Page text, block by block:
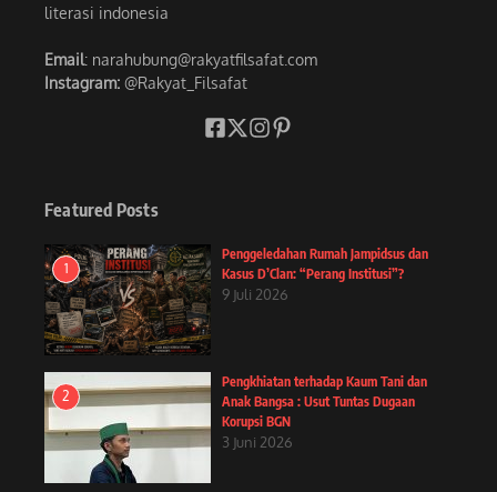
literasi indonesia
Email: narahubung@rakyatfilsafat.com
Instagram: @Rakyat_Filsafat
Featured Posts
1
Penggeledahan Rumah Jampidsus dan
Kasus D’Clan: “Perang Institusi”?
9 Juli 2026
2
Pengkhiatan terhadap Kaum Tani dan
Anak Bangsa : Usut Tuntas Dugaan
Korupsi BGN
3 Juni 2026